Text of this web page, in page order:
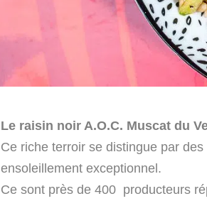
Le raisin noir A.O.C. Muscat du
Ce riche terroir se distingue par
ensoleillement exceptionnel.
Ce sont près de 400 producteurs